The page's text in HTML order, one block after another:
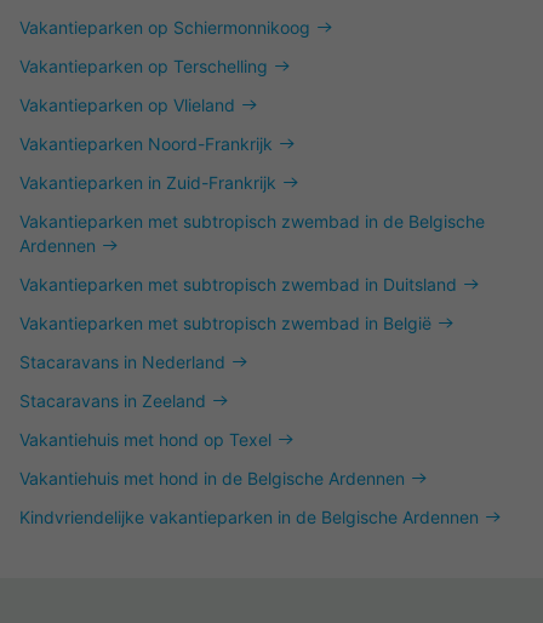
Vakantieparken op Schiermonnikoog
Vakantieparken op Terschelling
Vakantieparken op Vlieland
Vakantieparken Noord-Frankrijk
Vakantieparken in Zuid-Frankrijk
Vakantieparken met subtropisch zwembad in de Belgische
Ardennen
Vakantieparken met subtropisch zwembad in Duitsland
Vakantieparken met subtropisch zwembad in België
Stacaravans in Nederland
Stacaravans in Zeeland
Vakantiehuis met hond op Texel
Vakantiehuis met hond in de Belgische Ardennen
Kindvriendelijke vakantieparken in de Belgische Ardennen